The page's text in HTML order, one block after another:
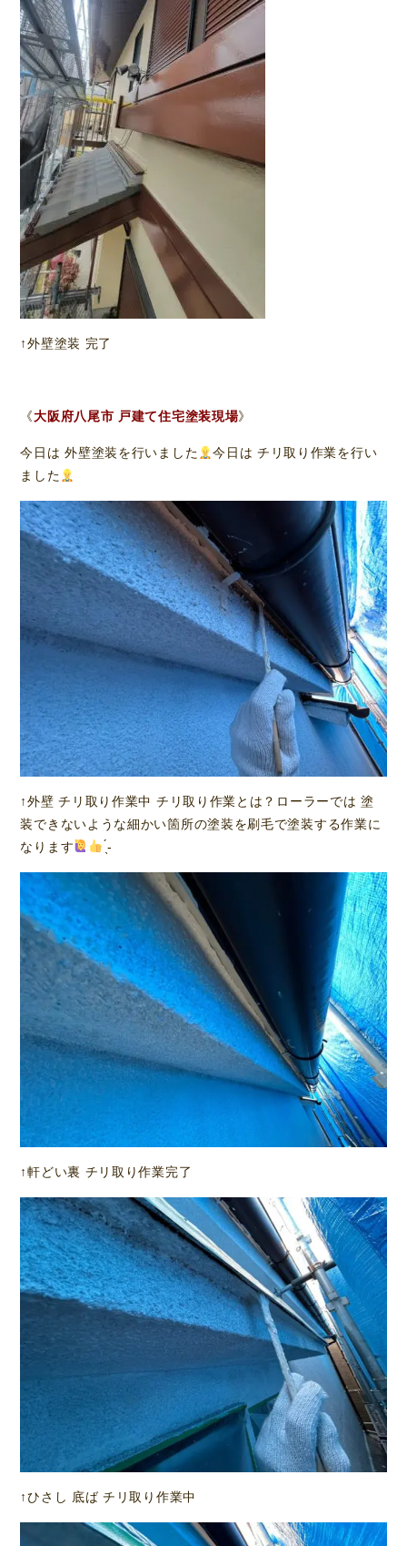
↑外壁塗装 完了
《大阪府八尾市 戸建て住宅塗装現場》
今日は 外壁塗装を行いました
今日は チリ取り作業を行い
ました
↑外壁 チリ取り作業中 チリ取り作業とは？ローラーでは 塗
装できないような細かい箇所の塗装を刷毛で塗装する作業に
なります
̖́-
↑軒どい裏 チリ取り作業完了
↑ひさし 底ば チリ取り作業中